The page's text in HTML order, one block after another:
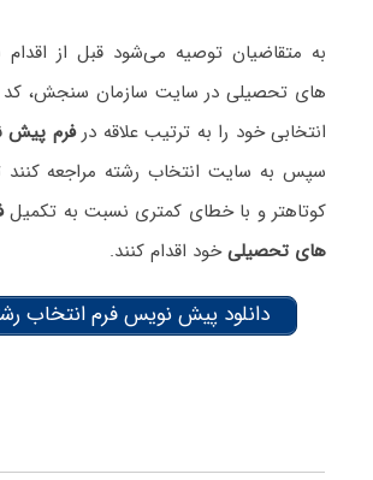
به متقاضیان توصیه می‌شود قبل از اقدام
های تحصیلی در سایت سازمان سنجش،
انتخابی خود را به ترتیب علاقه درفرم پیش
سپس به سایت انتخاب رشته مراجعه کنند
کوتاه‎تر و با خطای کمتری نسبت به تکمیل
های تحصیلیخود اقدام کنند.
دانلود پیش نویس فرم انتخاب